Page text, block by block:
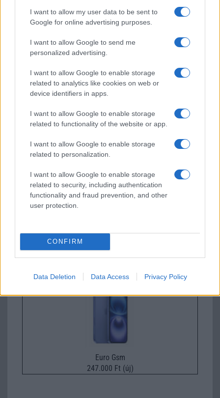
I want to allow my user data to be sent to
Google for online advertising purposes.
I want to allow Google to send me
personalized advertising.
I want to allow Google to enable storage
related to analytics like cookies on web or
device identifiers in apps.
I want to allow Google to enable storage
related to functionality of the website or app.
I want to allow Google to enable storage
related to personalization.
I want to allow Google to enable storage
related to security, including authentication
functionality and fraud prevention, and other
user protection.
CONFIRM
Data Deletion Data Access Privacy Policy
Euro Gsm
232.000 Ft (új)
Euro Gsm
247.000 Ft (új)